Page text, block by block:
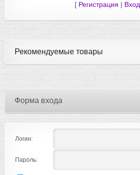
[ Регистрация | Вход
Рекомендуемые товары
Форма входа
Логин:
Пароль: